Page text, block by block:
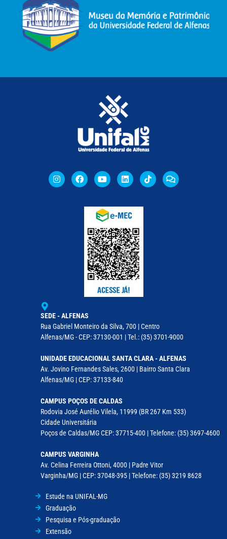
SEDE - ALFENAS
Rua Gabriel Monteiro da Silva, 700 | Centro
Alfenas/MG - CEP: 37130-001 | Tel.: (35) 3701-9000
UNIDADE EDUCACIONAL SANTA CLARA - ALFENAS
Av. Jovino Fernandes Sales, 2600 | Bairro Santa Clara
Alfenas/MG | CEP: 37133-840
CAMPUS POÇOS DE CALDAS
Rodovia José Aurélio Vilela, 11999 (BR 267 Km 533)
Cidade Universitária
Poços de Caldas/MG CEP: 37715-400 | Telefone: (35) 3697-4600
CAMPUS VARGINHA
Av. Celina Ferreira Ottoni, 4000 | Padre Vitor
Varginha/MG | CEP: 37048-395 | Telefone: (35) 3219 8628
Estude na UNIFAL-MG
Graduação
Pesquisa e Pós-graduação
Extensão